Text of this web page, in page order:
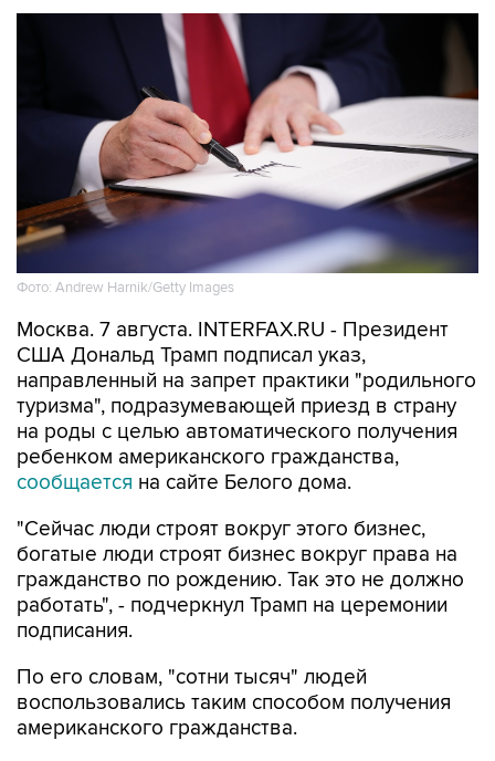
Фото: Andrew Harnik/Getty Images
Москва. 7 августа. INTERFAX.RU - Президент
США Дональд Трамп подписал указ,
направленный на запрет практики "родильного
туризма", подразумевающей приезд в страну
на роды с целью автоматического получения
ребенком американского гражданства,
сообщается на сайте Белого дома.
"Сейчас люди строят вокруг этого бизнес,
богатые люди строят бизнес вокруг права на
гражданство по рождению. Так это не должно
работать", - подчеркнул Трамп на церемонии
подписания.
По его словам, "сотни тысяч" людей
воспользовались таким способом получения
американского гражданства.